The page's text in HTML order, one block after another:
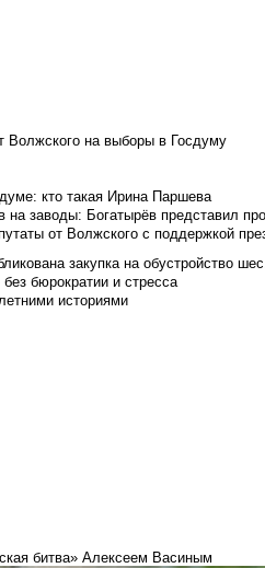
Волжского на выборы в Госдуму
кто такая Ирина Паршева
заводы: Богатырёв представил
от Волжского с поддержкой
закупка на обустройство
бюрократии и стресса
историями
битва» Алексеем Васиным